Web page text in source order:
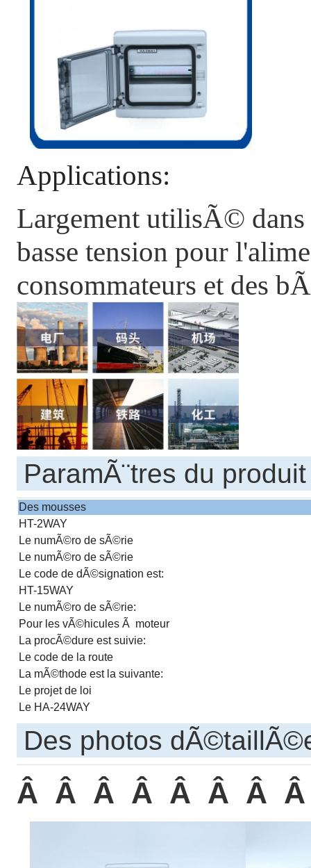
Applications:
Largement utilisÃ©
basse tension pour
consommateurs et des
ParamÃ¨tres du produit
Des mousses
HT-2WAY
Le numÃ©ro de sÃ©rie
Le numÃ©ro de sÃ©rie
Le code de dÃ©signation est:
HT-15WAY
Le numÃ©ro de sÃ©rie:
Pour les vÃ©hicules Ã moteur
La procÃ©dure est suivie:
Le code de la route
La mÃ©thode est la suivante:
Le projet de loi
Le HA-24WAY
Des photos
Â Â Â Â Â Â Â